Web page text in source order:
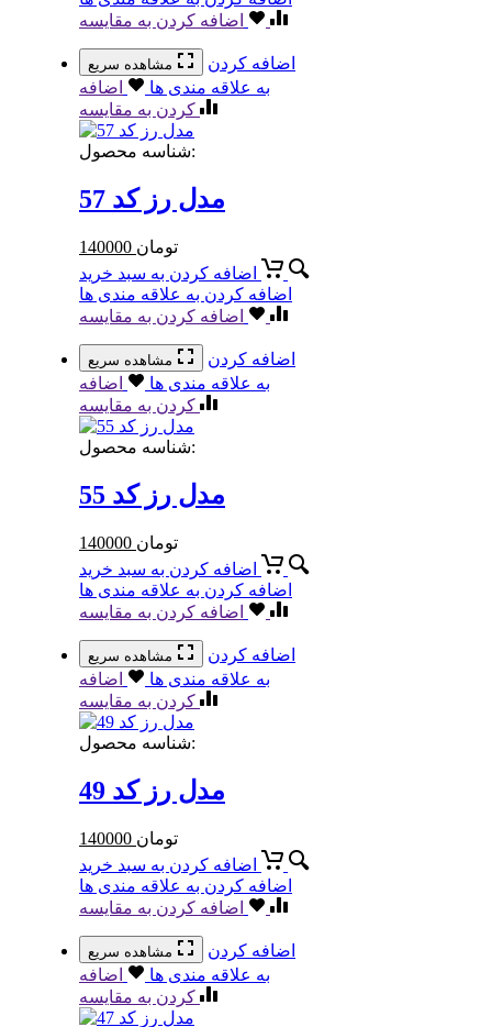
اضافه کردن به مقایسه
مشاهده سریع
اضافه کردن
به علاقه مندی ها
اضافه
کردن به مقایسه
شناسه محصول:
مدل رز کد 57
140000 تومان
اضافه کردن به سبد خرید
اضافه کردن به علاقه مندی ها
اضافه کردن به مقایسه
مشاهده سریع
اضافه کردن
به علاقه مندی ها
اضافه
کردن به مقایسه
شناسه محصول:
مدل رز کد 55
140000 تومان
اضافه کردن به سبد خرید
اضافه کردن به علاقه مندی ها
اضافه کردن به مقایسه
مشاهده سریع
اضافه کردن
به علاقه مندی ها
اضافه
کردن به مقایسه
شناسه محصول:
مدل رز کد 49
140000 تومان
اضافه کردن به سبد خرید
اضافه کردن به علاقه مندی ها
اضافه کردن به مقایسه
مشاهده سریع
اضافه کردن
به علاقه مندی ها
اضافه
کردن به مقایسه